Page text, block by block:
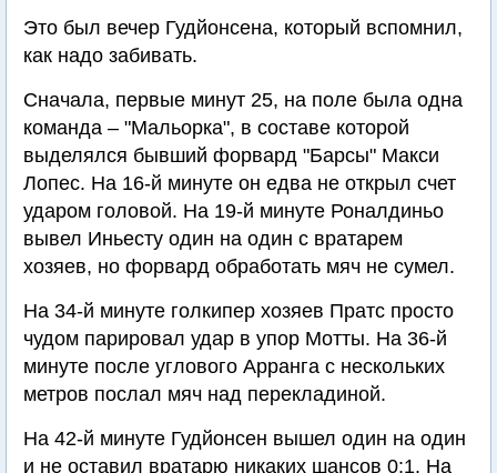
Это был вечер Гудйонсена, который вспомнил,
как надо забивать.
Сначала, первые минут 25, на поле была одна
команда – "Мальорка", в составе которой
выделялся бывший форвард "Барсы" Макси
Лопес. На 16-й минуте он едва не открыл счет
ударом головой. На 19-й минуте Роналдиньо
вывел Иньесту один на один с вратарем
хозяев, но форвард обработать мяч не сумел.
На 34-й минуте голкипер хозяев Пратс просто
чудом парировал удар в упор Мотты. На 36-й
минуте после углового Арранга с нескольких
метров послал мяч над перекладиной.
На 42-й минуте Гудйонсен вышел один на один
и не оставил вратарю никаких шансов 0:1. На